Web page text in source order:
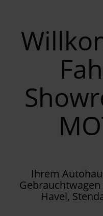
Ihrem
Havel,